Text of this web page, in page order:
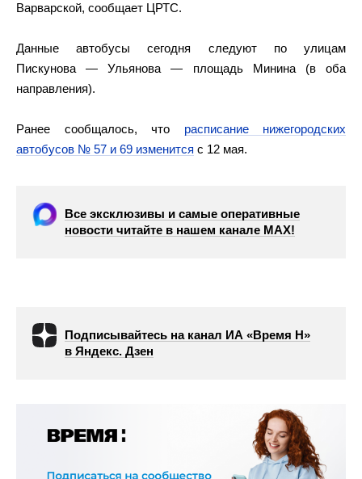
Варварской, сообщает ЦРТС.
Данные автобусы сегодня следуют по улицам
Пискунова — Ульянова — площадь Минина (в оба
направления).
Ранее сообщалось, что расписание нижегородских
автобусов № 57 и 69 изменится с 12 мая.
Все эксклюзивы и самые оперативные
новости читайте в нашем канале МАХ!
Подписывайтесь на канал ИА «Время Н»
в Яндекс. Дзен